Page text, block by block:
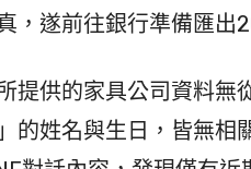
，遂前往銀行準備匯出
提供的家具公司資料無
的姓名與生日，皆無相